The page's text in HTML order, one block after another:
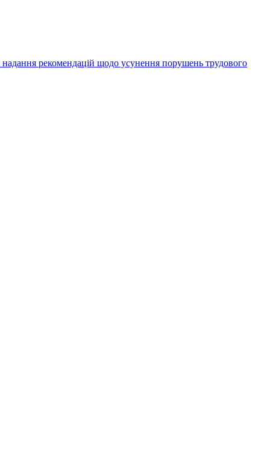
рекомендацій щодо усунення порушень трудового